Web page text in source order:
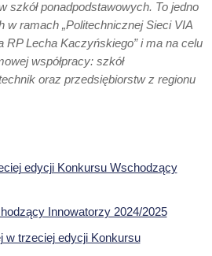
szkół ponadpodstawowych. To jedno
w ramach „Politechnicznej Sieci VIA
RP Lecha Kaczyńskiego” i ma na celu
współpracy: szkół
oraz przedsiębiorstw z regionu
edycji Konkursu Wschodzący
Innowatorzy 2024/2025
w trzeciej edycji Konkursu